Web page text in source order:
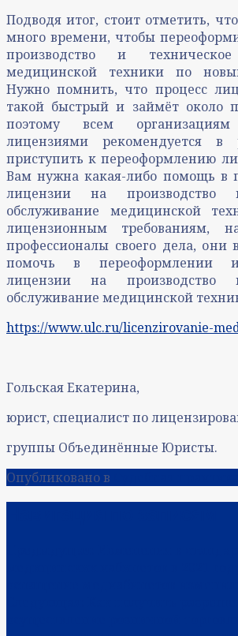
Подводя итог, стоит отметить,
много времени, чтобы
производство и
медицинской техники по
Нужно помнить, что процесс
такой быстрый и займёт около
поэтому всем
лицензиями рекомендуется в
приступить к переоформлению
Вам нужна какая-либо помощь в
лицензии на производство
обслуживание медицинской
лицензионным требованиям,
профессионалы своего дела, они
помочь в переоформлении
лицензии на производство
обслуживание медицинской
https://www.ulc.ru/licenzirovanie-
Гольская Екатерина,
юрист, специалист по
группы Объединённые Юристы.
Опубликовано в